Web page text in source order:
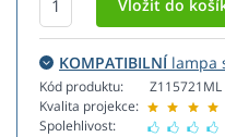
KOMPATIBILNÍlampa
Kód produktu:
Kvalita projekce:
Spolehlivost:
Z115721ML